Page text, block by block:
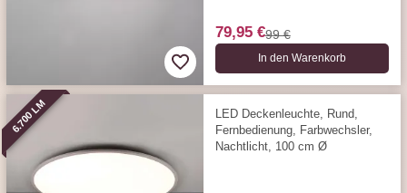
79,95 €99 €
In den Warenkorb
6.700 LM
LED Deckenleuchte, Rund,
Fernbedienung, Farbwechsler,
Nachtlicht, 100 cm Ø